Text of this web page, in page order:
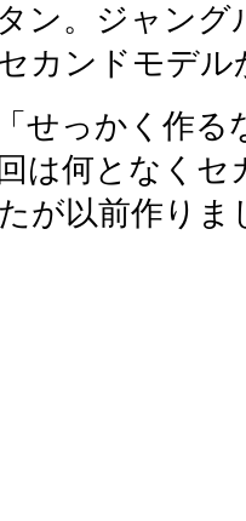
ン。ジャン
カンドモデ
せっかく作
は何となく
が以前作りま